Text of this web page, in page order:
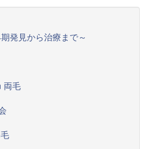
発見から治療まで～
両毛